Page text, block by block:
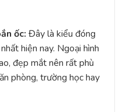
ốc: Đây là kiểu đóng
hiện nay. Ngoại hình
đẹp mắt nên rất phù
phòng, trường học hay